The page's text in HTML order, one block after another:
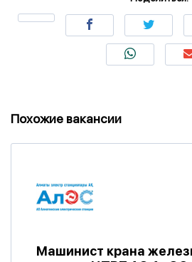
Похожие вакансии
Машинист крана